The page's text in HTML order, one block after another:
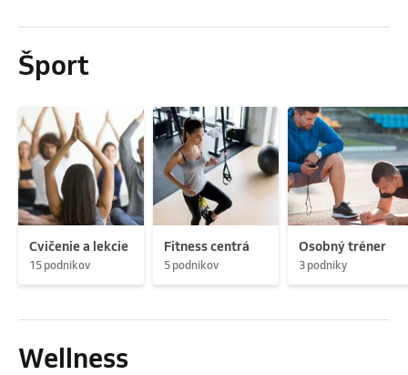
Šport
Cvičenie a lekcie
15 podnikov
Fitness centrá
5 podnikov
Osobný tréner
3 podniky
Wellness